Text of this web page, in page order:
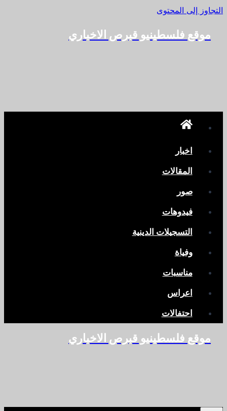
التجاوز إلى المحتوى
موقع فلسطينيو قبرص الاخباري
اخبار
المقالات
صور
فيدوهات
التسجيلات الدينية
وفياة
مناسبات
اعراس
احتفالات
موقع فلسطينيو قبرص الاخباري